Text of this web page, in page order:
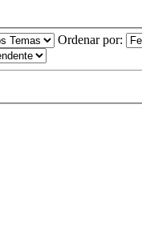
Ordenar por: